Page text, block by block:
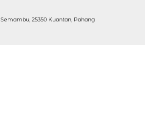
25350 Kuantan, Pahang